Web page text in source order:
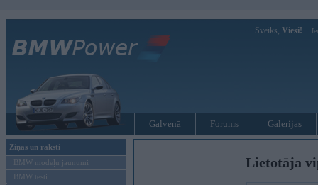
Sveiks, Viesi!
Galvenā Forums Galerijas
Ziņas un raksti
BMW modeļu jaunumi
BMW testi
Lietotāja